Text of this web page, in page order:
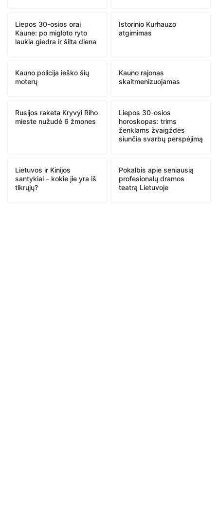
Liepos 30-osios orai
Kaune: po migloto ryto
laukia giedra ir šilta diena
Istorinio Kurhauzo
atgimimas
Kauno policija ieško šių
moterų
Kauno rajonas
skaitmenizuojamas
Rusijos raketa Kryvyi Riho
mieste nužudė 6 žmones
Liepos 30-osios
horoskopas: trims
ženklams žvaigždės
siunčia svarbų perspėjimą
Lietuvos ir Kinijos
santykiai – kokie jie yra iš
tikrųjų?
Pokalbis apie seniausią
profesionalų dramos
teatrą Lietuvoje